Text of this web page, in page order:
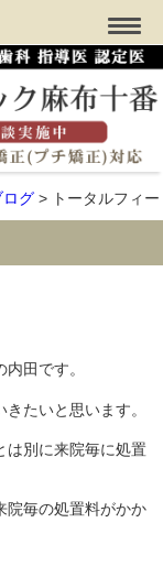
ログ > トータルフィー
田です。
たいと思います。
は別に来院毎に処置
院毎の処置料がかか